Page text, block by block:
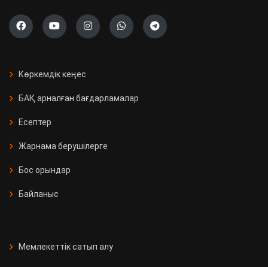
Көркемдік кеңес
БАҚ арналған бағдарламалар
Есептер
Жарнама берушілерге
Бос орындар
Байланыс
Мемлекеттік сатып алу